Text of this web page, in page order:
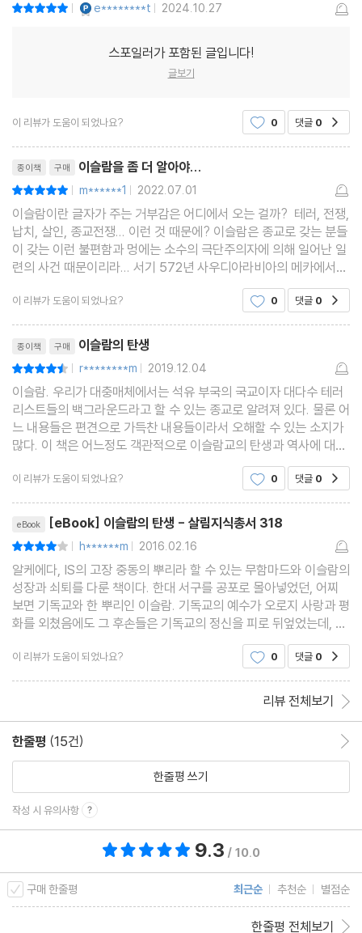
| e********t | 2024.10.27
스포일러가 포함된 글입니다!
글보기
이 리뷰가 도움이 되었나요? 0 댓글 0
종이책 구매 이슬람을 좀 더 알아야...
| m******1 | 2022.07.01
이슬람이란 글자가 주는 거부감은 어디에서 오는 걸까? 테러, 전쟁,
납치, 살인, 종교전쟁... 이런 것 때문에? 이슬람은 종교로 갖는 분들
이 갖는 이런 불편함과 멍에는 소수의 극단주의자에 의해 일어난 일
련의 사건 때문이리라... 서기 572년 사우디아라비아의 메카에서
태어난 무함마드는 622년 유일신 알라에 의해 선택된 예언자라 선
이 리뷰가 도움이 되었나요? 0 댓글 0
종이책 구매 이슬람의 탄생
| r********m | 2019.12.04
이슬람. 우리가 대충매체에서는 석유 부국의 국교이자 대다수 테러
리스트들의 백그라운드라고 할 수 있는 종교로 알려져 있다. 물론 어
느 내용들은 편견으로 가득찬 내용들이라서 오해할 수 있는 소지가
많다. 이 책은 어느정도 객관적으로 이슬람교의 탄생과 역사에 대해
서술한 책으로 양은 많지 않지만 읽어볼만한 가치가 있었다. 서기 6
00년경 중동의 무역상 무함마드는 당시 여러
이 리뷰가 도움이 되었나요? 0 댓글 0
eBook [eBook] 이슬람의 탄생 - 살림지식총서 318
| h******m | 2016.02.16
알케에다, IS의 고장 중동의 뿌리라 할 수 있는 무함마드와 이슬람의
성장과 쇠퇴를 다룬 책이다. 한대 서구를 공포로 몰아넣었던, 어찌
보면 기독교와 한 뿌리인 이슬람. 기독교의 예수가 오로지 사랑과 평
화를 외쳤음에도 그 후손들은 기독교의 정신을 피로 뒤엎었는데, 이
슬람의 경우는 시작부터가 피의 정복으로 이루어졌음을 생각할 때
지금의 중동의 사태는 예견된
이 리뷰가 도움이 되었나요? 0 댓글 0
리뷰 전체보기
한줄평 (15건)
한줄평 쓰기
작성 시 유의사항
9.3 / 10.0
구매 한줄평 최근순 추천순 별점순
한줄평 전체보기